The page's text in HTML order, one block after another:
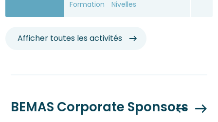
Formation Nivelles
Afficher toutes les activités
BEMAS Corporate Sponsors